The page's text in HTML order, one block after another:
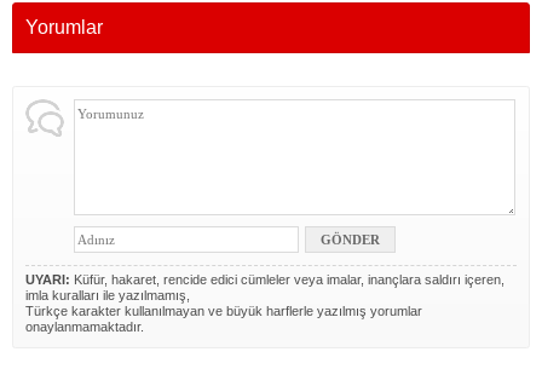
Yorumlar
UYARI: Küfür, hakaret, rencide edici cümleler veya imalar, inançlara saldırı içeren,
imla kuralları ile yazılmamış,
Türkçe karakter kullanılmayan ve büyük harflerle yazılmış yorumlar
onaylanmamaktadır.